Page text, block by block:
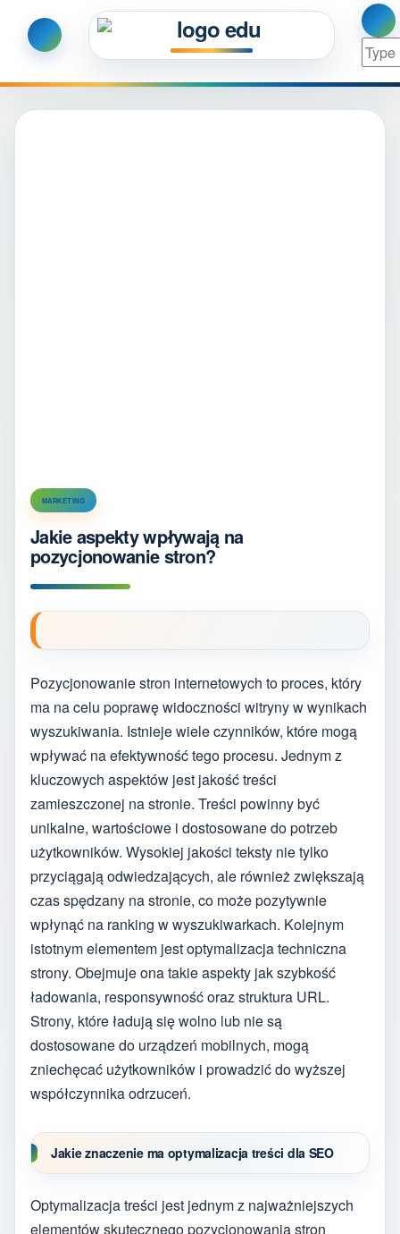
MARKETING
Jakie aspekty wpływają na
pozycjonowanie stron?
Pozycjonowanie stron internetowych to proces, który
ma na celu poprawę widoczności witryny w wynikach
wyszukiwania. Istnieje wiele czynników, które mogą
wpływać na efektywność tego procesu. Jednym z
kluczowych aspektów jest jakość treści
zamieszczonej na stronie. Treści powinny być
unikalne, wartościowe i dostosowane do potrzeb
użytkowników. Wysokiej jakości teksty nie tylko
przyciągają odwiedzających, ale również zwiększają
czas spędzany na stronie, co może pozytywnie
wpłynąć na ranking w wyszukiwarkach. Kolejnym
istotnym elementem jest optymalizacja techniczna
strony. Obejmuje ona takie aspekty jak szybkość
ładowania, responsywność oraz struktura URL.
Strony, które ładują się wolno lub nie są
dostosowane do urządzeń mobilnych, mogą
zniechęcać użytkowników i prowadzić do wyższej
współczynnika odrzuceń.
Jakie znaczenie ma optymalizacja treści dla SEO
Optymalizacja treści jest jednym z najważniejszych
elementów skutecznego pozycjonowania stron